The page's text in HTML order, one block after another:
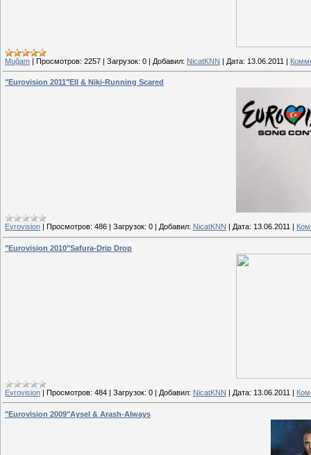
Muğam | Просмотров: 2257 | Загрузок: 0 | Добавил: NicatKNN | Дата: 13.06.2011 |
"Eurovision 2011"Ell & Niki-Running Scared
Evrovision Просмотров: 486 Загрузок: 0 Добавил: NicatKNN Дата: 13.06.2011
"Eurovision 2010"Safura-Drip Drop
Evrovision | Просмотров: 484 | Загрузок: 0 | Добавил: NicatKNN | Дата: 13.06.2011 |
"Eurovision 2009"Aysel & Arash-Always